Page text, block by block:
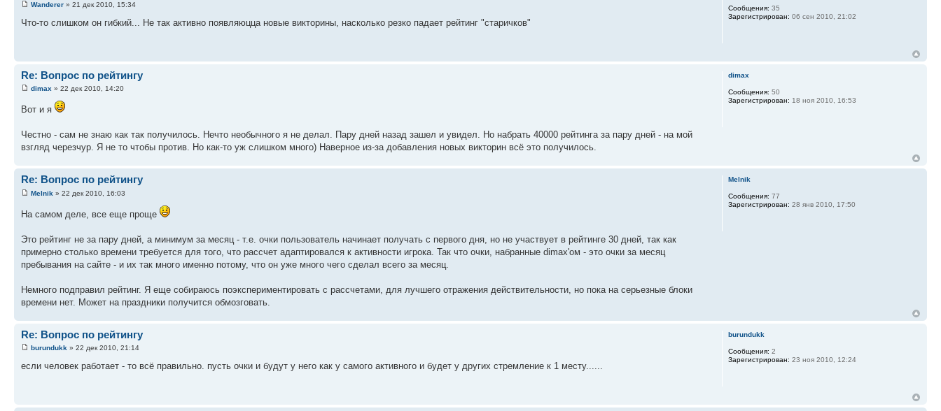
Wanderer » 21 дек 2010, 15:34
Что-то слишком он гибкий... Не так активно появляюцца новые викторины, насколько резко падает рейтинг "старичков"
Сообщения: 35
Зарегистрирован: 06 сен 2010, 21:02
Re: Вопрос по рейтингу
dimax » 22 дек 2010, 14:20
Вот и я
Честно - сам не знаю как так получилось. Нечто необычного я не делал. Пару дней назад зашел и увидел. Но набрать 40000 рейтинга за пару дней - на мой
взгляд черезчур. Я не то чтобы против. Но как-то уж слишком много) Наверное из-за добавления новых викторин всё это получилось.
dimax
Сообщения: 50
Зарегистрирован: 18 ноя 2010, 16:53
Re: Вопрос по рейтингу
Melnik » 22 дек 2010, 16:03
На самом деле, все еще проще
Это рейтинг не за пару дней, а минимум за месяц - т.е. очки пользователь начинает получать с первого дня, но не участвует в рейтинге 30 дней, так как
примерно столько времени требуется для того, что рассчет адаптировался к активности игрока. Так что очки, набранные dimax'ом - это очки за месяц
пребывания на сайте - и их так много именно потому, что он уже много чего сделал всего за месяц.
Немного подправил рейтинг. Я еще собираюсь поэкспериментировать с рассчетами, для лучшего отражения действительности, но пока на серьезные блоки
времени нет. Может на праздники получится обмозговать.
Melnik
Сообщения: 77
Зарегистрирован: 28 янв 2010, 17:50
Re: Вопрос по рейтингу
burundukk » 22 дек 2010, 21:14
если человек работает - то всё правильно. пусть очки и будут у него как у самого активного и будет у других стремление к 1 месту......
burundukk
Сообщения: 2
Зарегистрирован: 23 ноя 2010, 12:24